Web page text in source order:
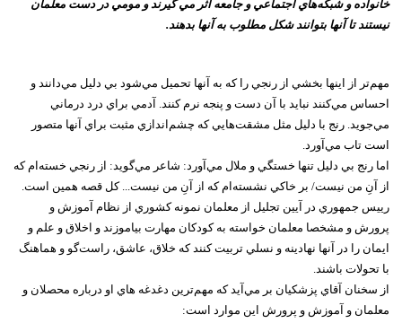
خانواده و شبکه‌هاي اجتماعي و جامعه اثر مي گيرند و مومي در دست معلمان
نيستند تا آنها بتوانند شکل مطلوب به آنها بدهند.
مهم‌تر از اينها بخشي از رنجي را که به آنها تحميل مي‌شود بي دليل مي‌دانند و
احساس مي‌کنند نبايد با آن دست و پنجه نرم کنند. آدمي براي درد درماني
مي‌جويد. رنج با دليل مثل مشقت‌هايي که چشم‌اندازي مثبت براي آنها متصور
است تاب مي‌آورد.
اما رنج بي دليل تنها خستگي و ملال مي‌آورد: شاعر مي‌گويد: از رنجي خسته‌ام که
از آنِ من نيست/ بر خاکي نشسته‌ام که از آنِ من نيست... کل قصه همين است.
رييس جمهوري در آيين تجليل از معلمان نمونه کشوري از نظام آموزش و
پرورش و مشخصا معلمان خواسته به کودکان مهارت بياموزند و اخلاق و علم و
ايمان را در آنها نهادينه و نسلي تربيت کنند که خلاق، عاشق، راست‌گو و هماهنگ
با تحولات باشند.
از سخنان آقاي پزشکيان بر مي‌آيد که مهم‌ترين دغدغه هاي او درباره محصلان و
معلمان و آموزش و پرورش اين موارد است: